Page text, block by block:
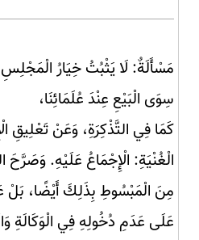
مَسْأَلَةٌ: لَا يَثْبُتُ خِيَارُ
سِوَى الْبَيْعِ عِنْدَ عُلَمَائِنَا،
كَمَا فِي التَّذْكِرَةِ، وَعَنْ تَعْلِيقِ
الْغُنْيَةِ: الْإِجْمَاعُ عَلَيْهِ.
مِنَ الْمَبْسُوطِ بِذَلِكَ أَيْضًا، بَلْ
عَلَى عَدَمِ دُخُولِهِ فِي الْوَكَالَةِ